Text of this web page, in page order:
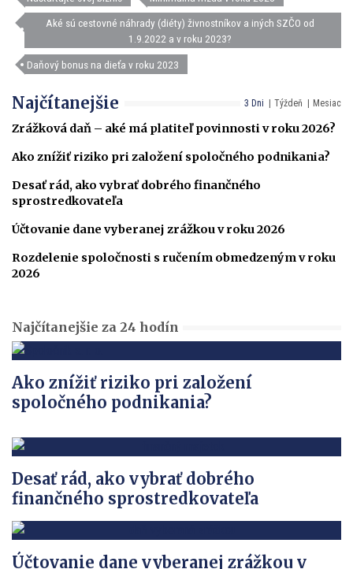
Aké sú cestovné náhrady (diéty) živnostníkov a iných SZČO od
1.9.2022 a v roku 2023?
Daňový bonus na dieťa v roku 2023
3 Dni Týždeň Mesiac
Najčítanejšie
Zrážková daň – aké má platiteľ povinnosti v roku 2026?
Ako znížiť riziko pri založení spoločného podnikania?
Desať rád, ako vybrať dobrého finančného
sprostredkovateľa
Účtovanie dane vyberanej zrážkou v roku 2026
Rozdelenie spoločnosti s ručením obmedzeným v roku
2026
Najčítanejšie za 24 hodín
Ako znížiť riziko pri založení
spoločného podnikania?
Desať rád, ako vybrať dobrého
finančného sprostredkovateľa
Účtovanie dane vyberanej zrážkou v